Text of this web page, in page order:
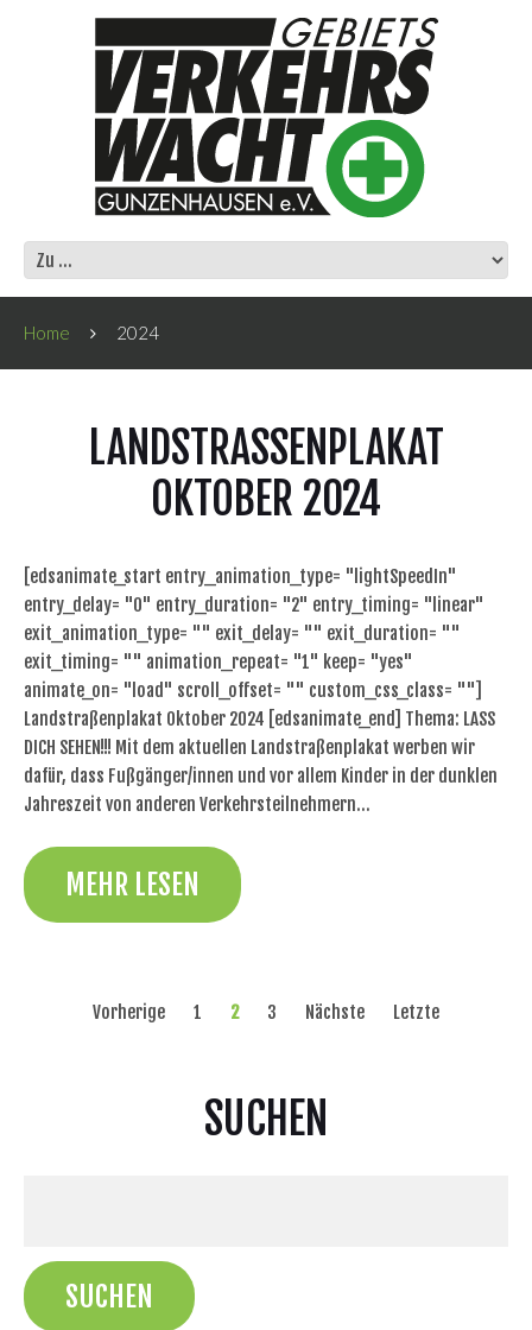
Home 2024
LANDSTRASSENPLAKAT O
KTOBER 2024
[edsanimate_start entry_animation_type= "lightSpeedIn"
entry_delay= "0" entry_duration= "2" entry_timing= "linear"
exit_animation_type= "" exit_delay= "" exit_duration= ""
exit_timing= "" animation_repeat= "1" keep= "yes"
animate_on= "load" scroll_offset= "" custom_css_class= ""]
Landstraßenplakat Oktober 2024 [edsanimate_end] Thema: LASS
DICH SEHEN!!! Mit dem aktuellen Landstraßenplakat werben wir
dafür, dass Fußgänger/innen und vor allem Kinder in der dunklen
Jahreszeit von anderen Verkehrsteilnehmern…
MEHR LESEN
Vorherige 1 2 3 Nächste Letzte
SUCHEN